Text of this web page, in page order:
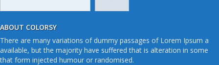
ABOUT COLORSY
There are many variations of dummy passages of Lorem Ipsum a
available, but the majority have suffered that is alteration in some
that form injected humour or randomised.